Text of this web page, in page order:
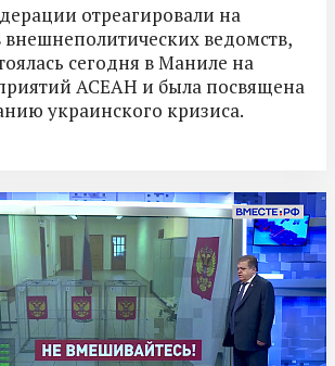
отреагировали на
внешнеполитических ведомств,
сегодня в Маниле на
АСЕАН и была посвящена
украинского кризиса.